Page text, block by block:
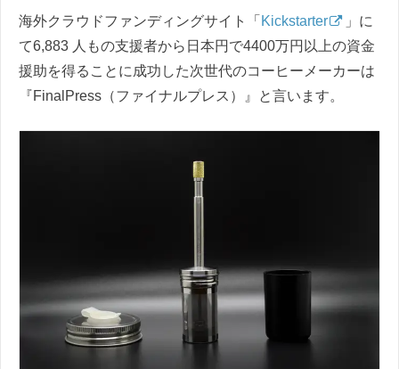
海外クラウドファンディングサイト「 Kickstarter
」に
て6,883 人もの支援者から日本円で4400万円以上の資金
援助を得ることに成功した次世代のコーヒーメーカーは
『FinalPress（ファイナルプレス）』と言います。